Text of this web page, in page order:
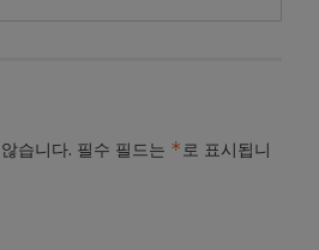
습니다. 필수 필드는 *로 표시됩니